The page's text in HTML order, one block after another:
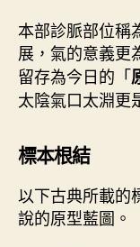
本部診脈部位稱
展，氣的意義更
留存為今日的「
太陰氣口太淵更
標本根結
以下古典所載的
說的原型藍圖。